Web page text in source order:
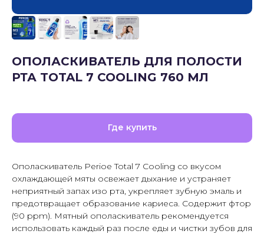
ОПОЛАСКИВАТЕЛЬ ДЛЯ ПОЛОСТИ
РТА TOTAL 7 COOLING 760 МЛ
Где купить
Ополаскиватель Perioe Total 7 Cooling со вкусом
охлаждающей мяты освежает дыхание и устраняет
неприятный запах изо рта, укрепляет зубную эмаль и
предотвращает образование кариеса. Содержит фтор
(90 ppm). Мятный ополаскиватель рекомендуется
использовать каждый раз после еды и чистки зубов для